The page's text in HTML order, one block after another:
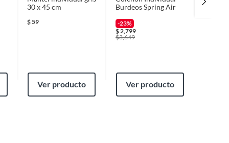
30 x 45 cm
$59
Ver producto
Burdeos Spring Air
-23%
$2,799
$3,649
Ver producto
puertas